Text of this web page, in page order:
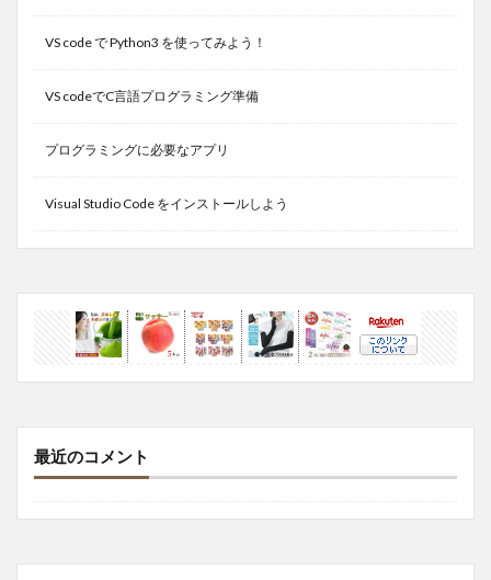
VS code で Python3 を使ってみよう！
VS codeでC言語プログラミング準備
プログラミングに必要なアプリ
Visual Studio Code をインストールしよう
最近のコメント